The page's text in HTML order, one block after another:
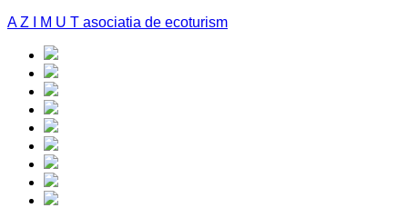
A Z I M U T asociatia de ecoturism